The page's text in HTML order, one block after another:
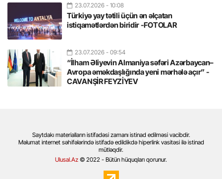
23.07.2026 - 10:08
Türkiyə yay tətili üçün ən əlçatan
istiqamətlərdən biridir -FOTOLAR
23.07.2026 - 09:54
“İlham Əliyevin Almaniya səfəri Azərbaycan–
Avropa əməkdaşlığında yeni mərhələ açır” -
CAVANŞİR FEYZİYEV
Saytdakı materialların istifadəsi zamanı istinad edilməsi vacibdir.
Məlumat internet səhifələrində istifadə edildikdə hiperlink vasitəsi ilə istinad
mütləqdir.
Ulusal.Az © 2022 - Bütün hüquqları qorunur.